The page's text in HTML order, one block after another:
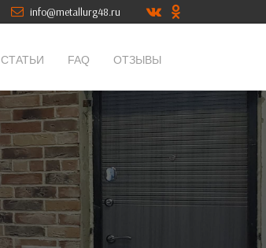
info@metallurg48.ru
СТАТЬИ FAQ ОТЗЫВЫ